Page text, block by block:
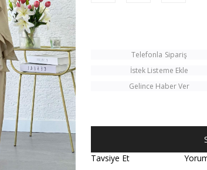
Telefonla Sipariş
İstek Listeme Ekle
Gelince Haber Ver
Tavsiye Et